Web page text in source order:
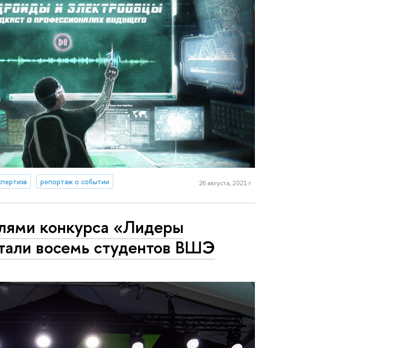
репортаж о событии 26 августа, 2021 г.
конкурса «Лидеры
восемь студентов ВШЭ